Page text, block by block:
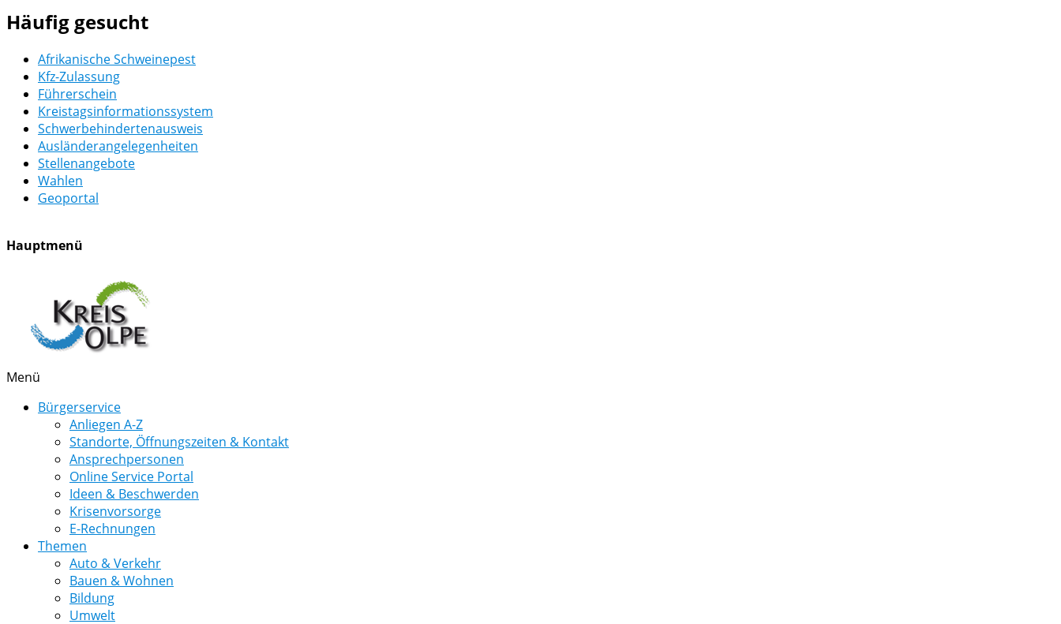
Häufig gesucht
Afrikanische Schweinepest
Kfz-Zulassung
Führerschein
Kreistagsinformationssystem
Schwerbehindertenausweis
Ausländerangelegenheiten
Stellenangebote
Wahlen
Geoportal
Hauptmenü
Menü
Bürgerservice
Anliegen A-Z
Standorte, Öffnungszeiten & Kontakt
Ansprechpersonen
Online Service Portal
Ideen & Beschwerden
Krisenvorsorge
E-Rechnungen
Themen
Auto & Verkehr
Bauen & Wohnen
Bildung
Umwelt